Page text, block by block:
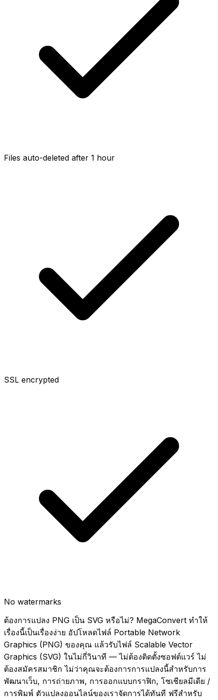
Files auto-deleted after 1 hour
SSL encrypted
No watermarks
ต้องการแปลง PNG เป็น SVG หรือไม่? MegaConvert ทำให้
เรื่องนี้เป็นเรื่องง่าย อัปโหลดไฟล์ Portable Network
Graphics (PNG) ของคุณ แล้วรับไฟล์ Scalable Vector
Graphics (SVG) ในไม่กี่วินาที — ไม่ต้องติดตั้งซอฟต์แวร์ ไม่
ต้องสมัครสมาชิก ไม่ว่าคุณจะต้องการการแปลงนี้สำหรับการ
พัฒนาเว็บ, การถ่ายภาพ, การออกแบบกราฟิก, โซเชียลมีเดีย /
การพิมพ์ ตัวแปลงออนไลน์ของเราจัดการได้ทันที ฟรีสำหรับ